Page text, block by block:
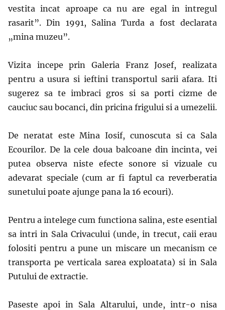
vestita incat aproape ca nu are egal in intregul
rasarit”. Din 1991, Salina Turda a fost declarata
„mina muzeu”.
Vizita incepe prin Galeria Franz Josef, realizata
pentru a usura si ieftini transportul sarii afara. Iti
sugerez sa te imbraci gros si sa porti cizme de
cauciuc sau bocanci, din pricina frigului si a umezelii.
De neratat este Mina Iosif, cunoscuta si ca Sala
Ecourilor. De la cele doua balcoane din incinta, vei
putea observa niste efecte sonore si vizuale cu
adevarat speciale (cum ar fi faptul ca reverberatia
sunetului poate ajunge pana la 16 ecouri).
Pentru a intelege cum functiona salina, este esential
sa intri in Sala Crivacului (unde, in trecut, caii erau
folositi pentru a pune un miscare un mecanism ce
transporta pe verticala sarea exploatata) si in Sala
Putului de extractie.
Paseste apoi in Sala Altarului, unde, intr-o nisa